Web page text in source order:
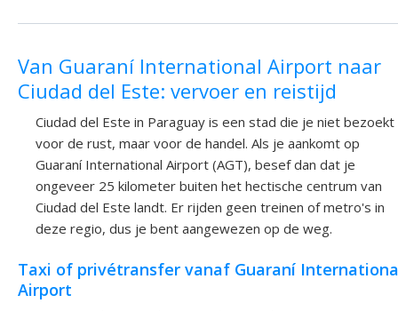
Van Guaraní International Airport naar
Ciudad del Este: vervoer en reistijd
Ciudad del Este in Paraguay is een stad die je niet bezoekt
voor de rust, maar voor de handel. Als je aankomt op
Guaraní International Airport (AGT), besef dan dat je
ongeveer 25 kilometer buiten het hectische centrum van
Ciudad del Este landt. Er rijden geen treinen of metro's in
deze regio, dus je bent aangewezen op de weg.
Taxi of privétransfer vanaf Guaraní
Airport